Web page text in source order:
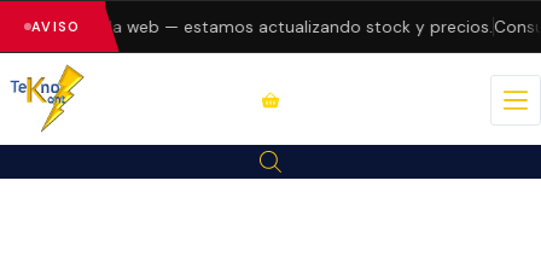
AVISO
errores en la web — estamos actualizando stock y precios.